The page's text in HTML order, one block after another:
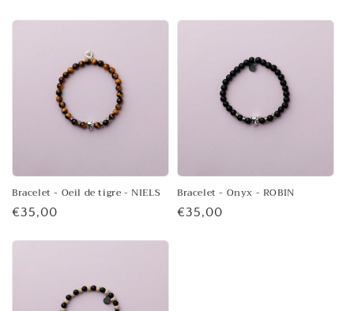
Bracelet - Oeil de tigre - NIELS
Prix
€35,00
Bracelet - Onyx - ROBIN
Prix
€35,00